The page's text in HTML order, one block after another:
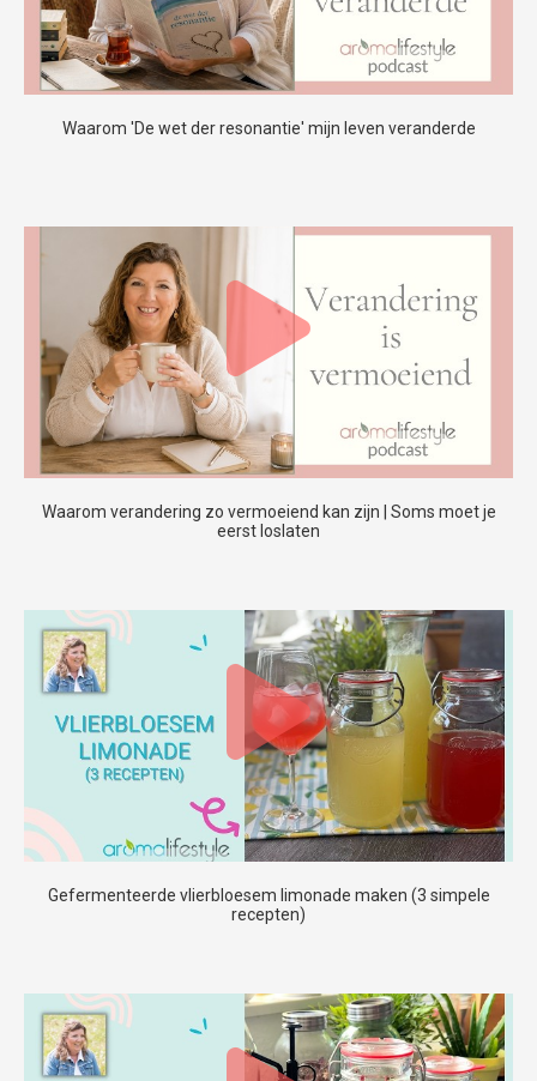
Waarom 'De wet der resonantie' mijn leven veranderde
Waarom verandering zo vermoeiend kan zijn | Soms moet je
eerst loslaten
Gefermenteerde vlierbloesem limonade maken (3 simpele
recepten)